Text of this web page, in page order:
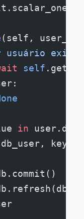
(self,
usuário
self
in
key,